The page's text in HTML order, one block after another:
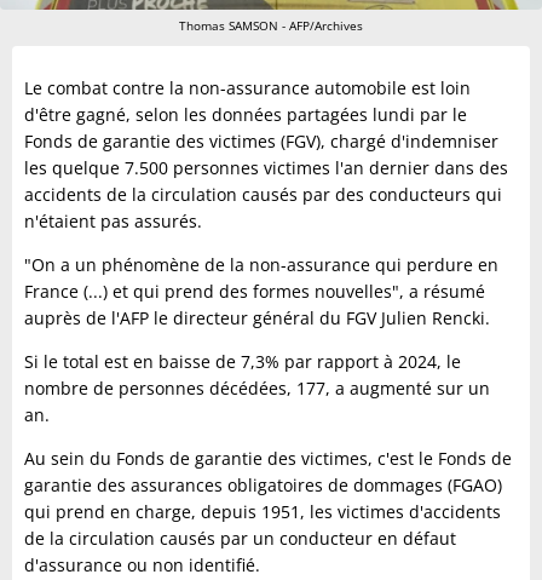
Thomas SAMSON - AFP/Archives
Le combat contre la non-assurance automobile est loin
d'être gagné, selon les données partagées lundi par le
Fonds de garantie des victimes (FGV), chargé d'indemniser
les quelque 7.500 personnes victimes l'an dernier dans des
accidents de la circulation causés par des conducteurs qui
n'étaient pas assurés.
"On a un phénomène de la non-assurance qui perdure en
France (...) et qui prend des formes nouvelles", a résumé
auprès de l'AFP le directeur général du FGV Julien Rencki.
Si le total est en baisse de 7,3% par rapport à 2024, le
nombre de personnes décédées, 177, a augmenté sur un
an.
Au sein du Fonds de garantie des victimes, c'est le Fonds de
garantie des assurances obligatoires de dommages (FGAO)
qui prend en charge, depuis 1951, les victimes d'accidents
de la circulation causés par un conducteur en défaut
d'assurance ou non identifié.